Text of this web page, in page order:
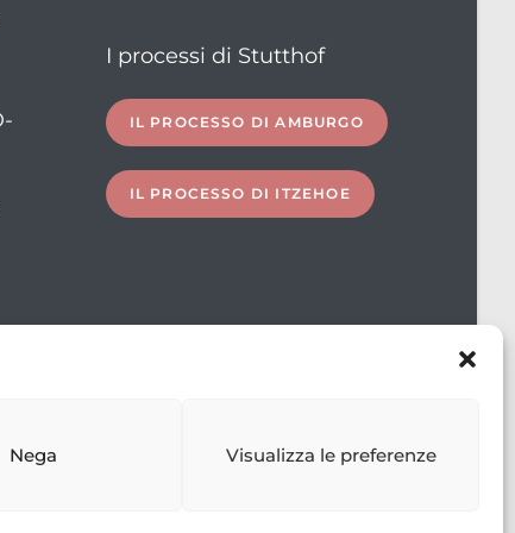
Nega Visualizza le preferenze
I processi di Stutthof
IL PROCESSO DI AMBURGO
IL PROCESSO DI ITZEHOE